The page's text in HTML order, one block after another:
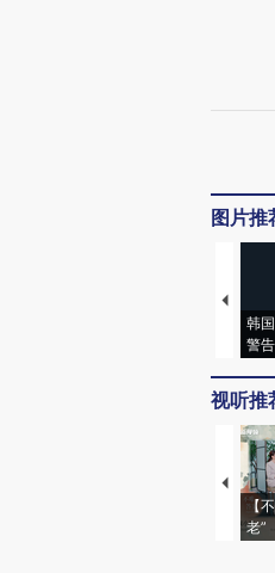
图片推
韩
警
视听推
【
老”